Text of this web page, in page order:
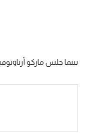
بينما جلس ماركو